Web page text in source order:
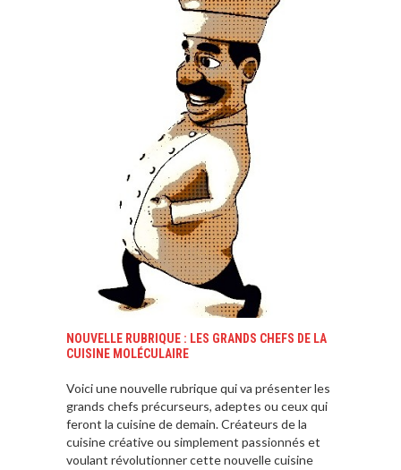
NOUVELLE RUBRIQUE : LES GRANDS CHEFS DE LA
CUISINE MOLÉCULAIRE
Voici une nouvelle rubrique qui va présenter les
grands chefs précurseurs, adeptes ou ceux qui
feront la cuisine de demain. Créateurs de la
cuisine créative ou simplement passionnés et
voulant révolutionner cette nouvelle cuisine